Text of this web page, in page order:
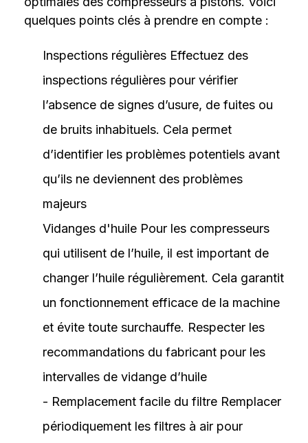
quelques points clés à prendre en compte :
Inspections régulières Effectuez des
inspections régulières pour vérifier
l’absence de signes d’usure, de fuites ou
de bruits inhabituels. Cela permet
d’identifier les problèmes potentiels avant
qu’ils ne deviennent des problèmes
majeurs
Vidanges d'huile Pour les compresseurs
qui utilisent de l’huile, il est important de
changer l’huile régulièrement. Cela garantit
un fonctionnement efficace de la machine
et évite toute surchauffe. Respecter les
recommandations du fabricant pour les
intervalles de vidange d’huile
- Remplacement facile du filtre Remplacer
périodiquement les filtres à air pour